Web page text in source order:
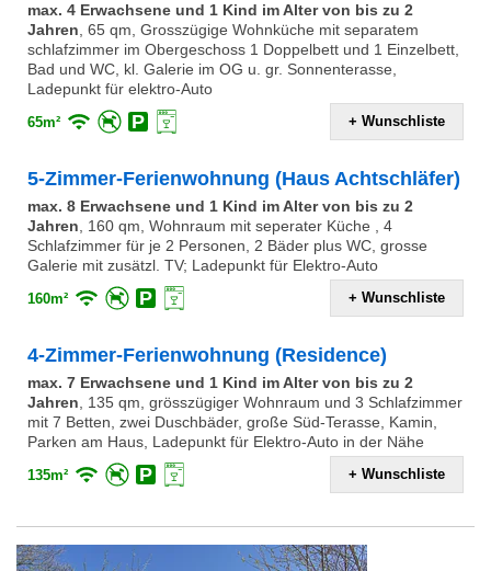
max. 4 Erwachsene und 1 Kind im Alter von bis zu 2
Jahren, 65 qm, Grosszügige Wohnküche mit separatem
schlafzimmer im Obergeschoss 1 Doppelbett und 1 Einzelbett,
Bad und WC, kl. Galerie im OG u. gr. Sonnenterasse,
Ladepunkt für elektro-Auto
65m² + Wunschliste
5-Zimmer-Ferienwohnung (Haus Achtschläfer)
max. 8 Erwachsene und 1 Kind im Alter von bis zu 2
Jahren, 160 qm, Wohnraum mit seperater Küche , 4
Schlafzimmer für je 2 Personen, 2 Bäder plus WC, grosse
Galerie mit zusätzl. TV; Ladepunkt für Elektro-Auto
160m² + Wunschliste
4-Zimmer-Ferienwohnung (Residence)
max. 7 Erwachsene und 1 Kind im Alter von bis zu 2
Jahren, 135 qm, grösszügiger Wohnraum und 3 Schlafzimmer
mit 7 Betten, zwei Duschbäder, große Süd-Terasse, Kamin,
Parken am Haus, Ladepunkt für Elektro-Auto in der Nähe
135m² + Wunschliste